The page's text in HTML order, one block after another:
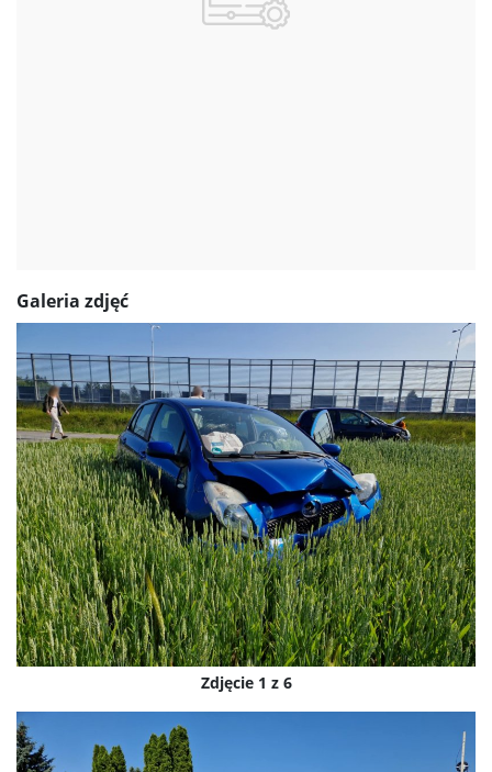
Galeria zdjęć
Zdjęcie 1 z 6